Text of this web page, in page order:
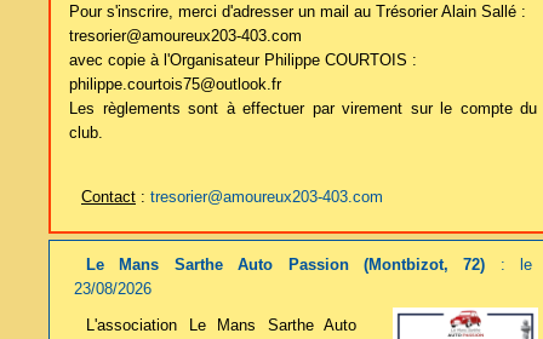
Pour s'inscrire, merci d'adresser un mail au Trésorier Alain Sallé :
tresorier@amoureux203-403.com
avec copie à l'Organisateur Philippe COURTOIS :
philippe.courtois75@outlook.fr
Les règlements sont à effectuer par virement sur le compte du
club.
Contact : tresorier@amoureux203-403.com
Le Mans Sarthe Auto Passion (Montbizot, 72) : le
23/08/2026
L'association Le Mans Sarthe Auto